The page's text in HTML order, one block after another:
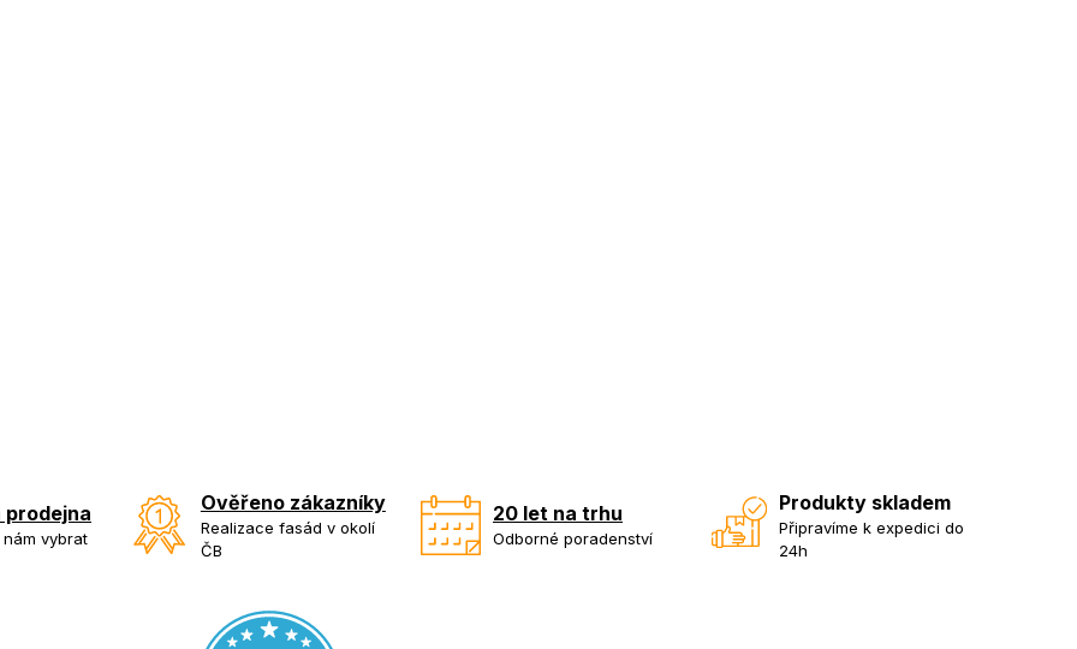
prodejna
vybrat
Ověřeno zákazníky
Realizace fasád v okolí
ČB
20 let na trhu
Odborné poradenství
Produkty skladem
Připravíme k expedici do
24h